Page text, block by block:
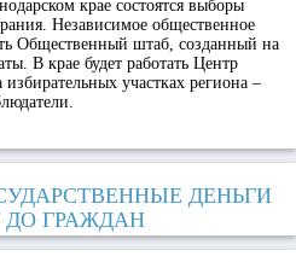
крае состоятся выборы
Независимое общественное
Общественный штаб, созданный на
В крае будет работать Центр
участках региона –
ДЕНЬГИ
ДО ГРАЖДАН